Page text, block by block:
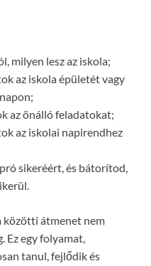
milyen lesz az iskola;
az iskola épületét vagy
az önálló feladatokat;
az iskolai napirendhez
sikeréért, és bátorítod,
közötti átmenet nem
Ez egy folyamat,
tanul, fejlődik és